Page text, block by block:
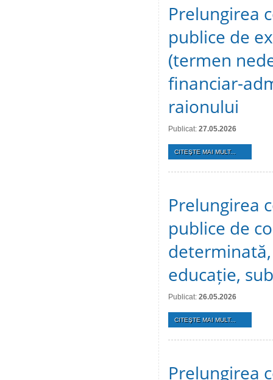
Prelungirea
publice de
(termen
financiar-
raionului
Publicat: 27.05.2026
CITEŞTE MAI MULT...
Prelungirea
publice de
educație,
Publicat: 26.05.2026
CITEŞTE MAI MULT...
Prelungirea